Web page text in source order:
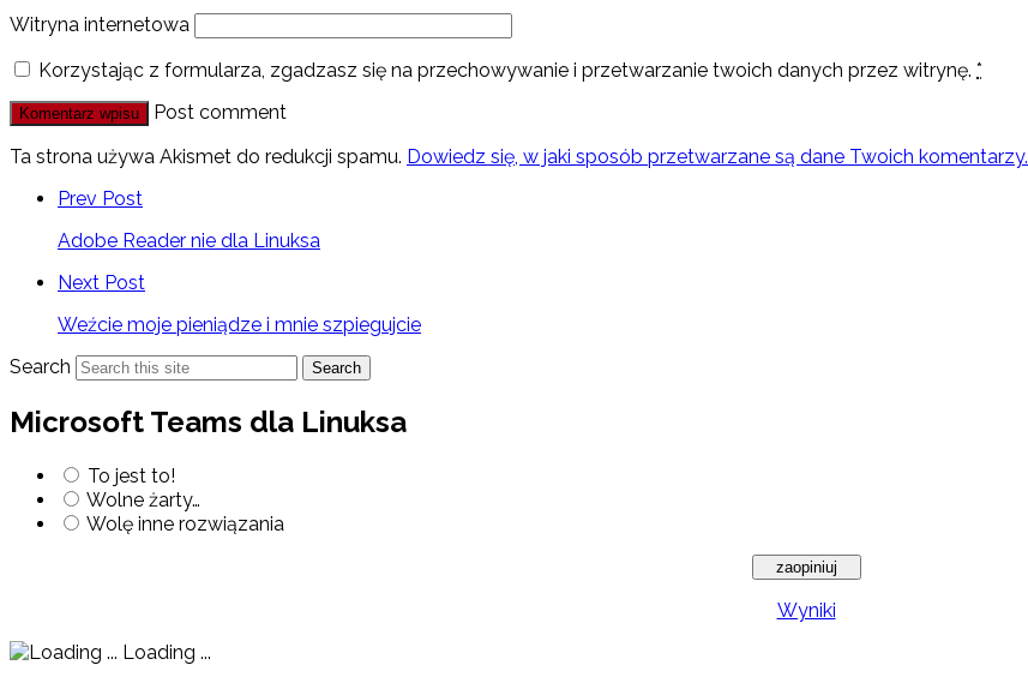
Witryna internetowa
Korzystając z formularza, zgadzasz się na przechowywanie i przetwarzanie twoich danych przez witrynę. *
Post comment
Ta strona używa Akismet do redukcji spamu. Dowiedz się, w jaki sposób przetwarzane są dane Twoich komentarzy.
Prev Post
Adobe Reader nie dla Linuksa
Next Post
Weźcie moje pieniądze i mnie szpiegujcie
Search
Search
Microsoft Teams dla Linuksa
To jest to!
Wolne żarty…
Wolę inne rozwiązania
Wyniki
Loading ...